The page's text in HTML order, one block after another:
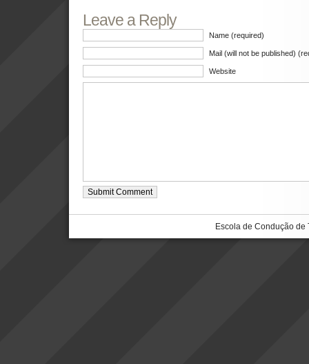
Leave a Reply
Name (required)
Mail (will not be published)
Website
Escola de Condução